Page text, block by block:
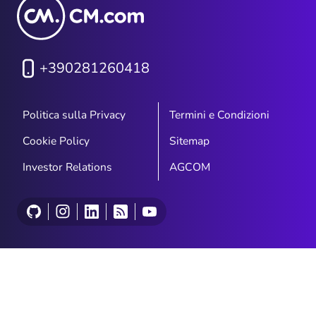
+390281260418
Politica sulla Privacy
Termini e Condizioni
Cookie Policy
Sitemap
Investor Relations
AGCOM